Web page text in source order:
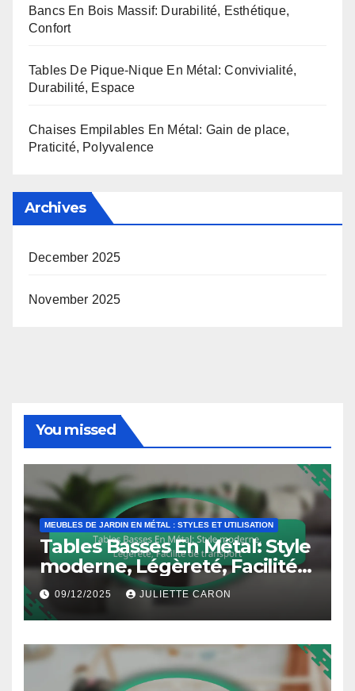
Bancs En Bois Massif: Durabilité, Esthétique,
Confort
Tables De Pique-Nique En Métal: Convivialité,
Durabilité, Espace
Chaises Empilables En Métal: Gain de place,
Praticité, Polyvalence
Archives
December 2025
November 2025
You missed
MEUBLES DE JARDIN EN MÉTAL : STYLES ET UTILISATION
Tables Basses En Métal: Style
moderne, Légèreté, Facilité
de transport
09/12/2025 JULIETTE CARON